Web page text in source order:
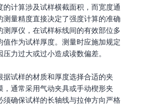
的计算涉及试样横截面积，而宽度通
测量精度直接决定了强度计算的准确
测厚仪，在试样标线间的有效部位多
值作为试样厚度。测量时应施加规定
力过大或过小造成读数偏差。
据试样的材质和厚度选择合适的夹
，通常采用气动夹具或手动楔形夹
须确保试样的长轴线与拉伸方向严格